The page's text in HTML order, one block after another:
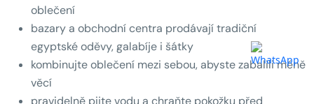
oblečení
bazary a obchodní centra prodávají tradiční
egyptské oděvy, galabíje i šátky
kombinujte oblečení mezi sebou, abyste zabalili méně
věcí
pravidelně pijte vodu a chraňte pokožku před